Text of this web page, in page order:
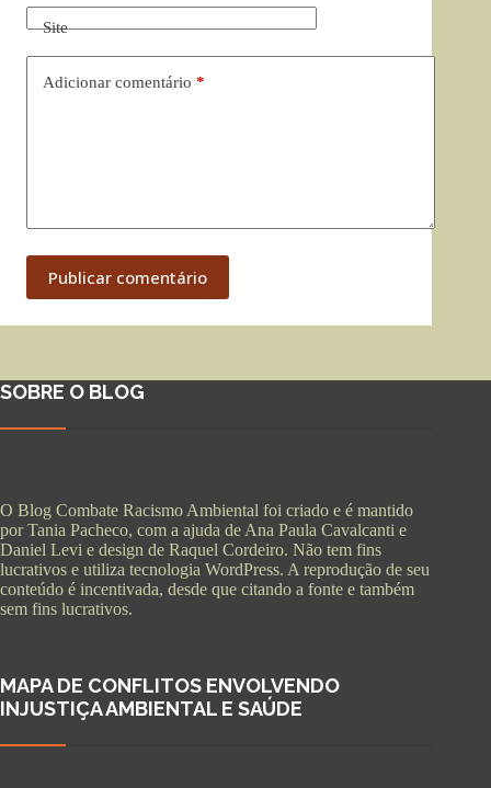
Site
Adicionar comentário *
Publicar comentário
SOBRE O BLOG
O Blog Combate Racismo Ambiental foi criado e é mantido
por Tania Pacheco, com a ajuda de Ana Paula Cavalcanti e
Daniel Levi e design de Raquel Cordeiro. Não tem fins
lucrativos e utiliza tecnologia WordPress. A reprodução de seu
conteúdo é incentivada, desde que citando a fonte e também
sem fins lucrativos.
MAPA DE CONFLITOS ENVOLVENDO
INJUSTIÇA AMBIENTAL E SAÚDE